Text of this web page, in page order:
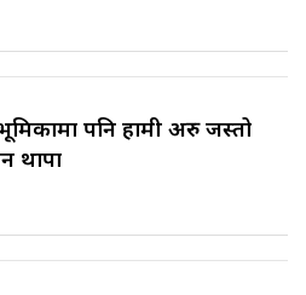
भूमिकामा पनि हामी अरु जस्तो
थापा